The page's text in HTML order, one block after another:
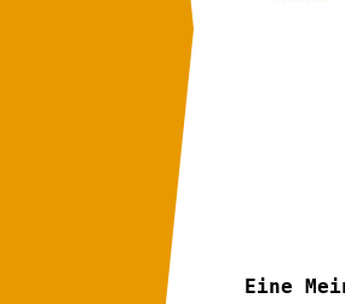
Eine